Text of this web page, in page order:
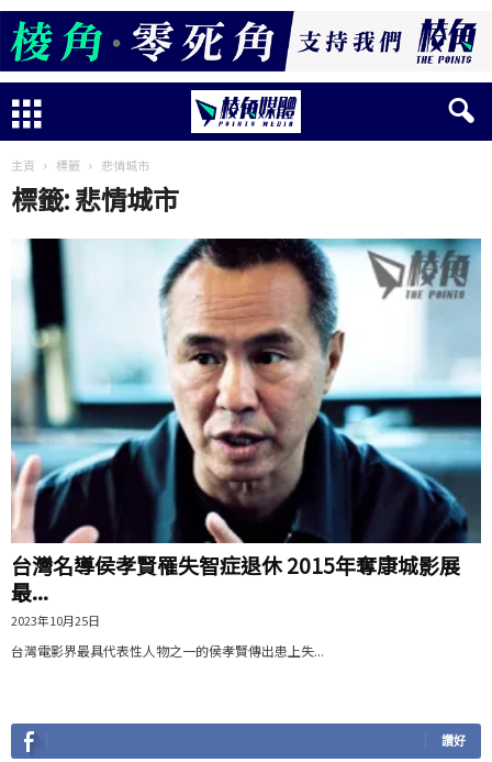
主頁 標籤 悲情城市
標籤: 悲情城市
台灣名導侯孝賢罹失智症退休 2015年奪康城影展
最...
2023年10月25日
台灣電影界最具代表性人物之一的侯孝賢傳出患上失...
讚好